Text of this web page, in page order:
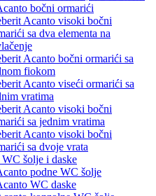
bočni ormarići
Acanto visoki bočni
sa dva elementa na
Acanto bočni ormarići sa
fiokom
Acanto viseći ormarići sa
vratima
Acanto visoki bočni
sa jednim vratima
Acanto visoki bočni
sa dvoje vrata
šolje i daske
podne WC šolje
WC daske